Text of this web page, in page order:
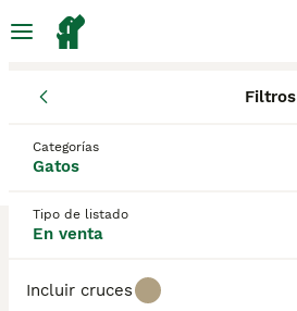
Filtros
Categorías
Gatos
Tipo de listado
En venta
Incluir cruces
Gatos y gatitos en venta
Guardar búsqueda